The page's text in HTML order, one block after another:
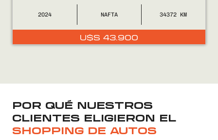
0800
2024 NAFTA 34372
U$S 43.900
POR QUÉ NUESTROS
CLIENTES ELIGIERON EL
SHOPPING DE AUTOS